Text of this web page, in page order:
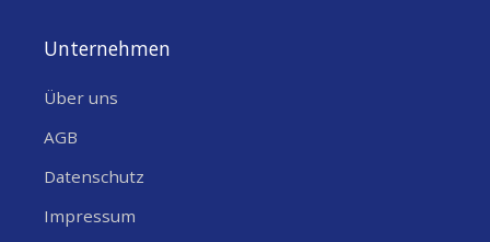
Unternehmen
Über uns
AGB
Datenschutz
Impressum